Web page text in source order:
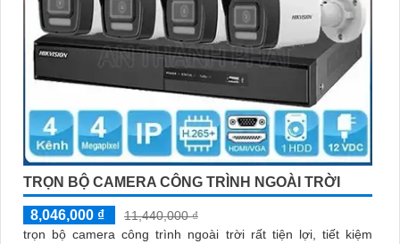
TRỌN BỘ CAMERA CÔNG TRÌNH NGOÀI TRỜI
8,046,000 ₫
11,440,000 ₫
trọn bộ camera công trình ngoài trời rất tiện lợi, tiết kiệm